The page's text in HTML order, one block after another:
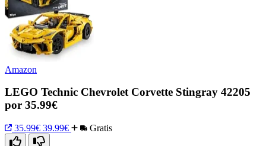
Amazon
LEGO Technic Chevrolet Corvette Stingray 42205
por 35.99€
35.99€ 39.99€ Gratis